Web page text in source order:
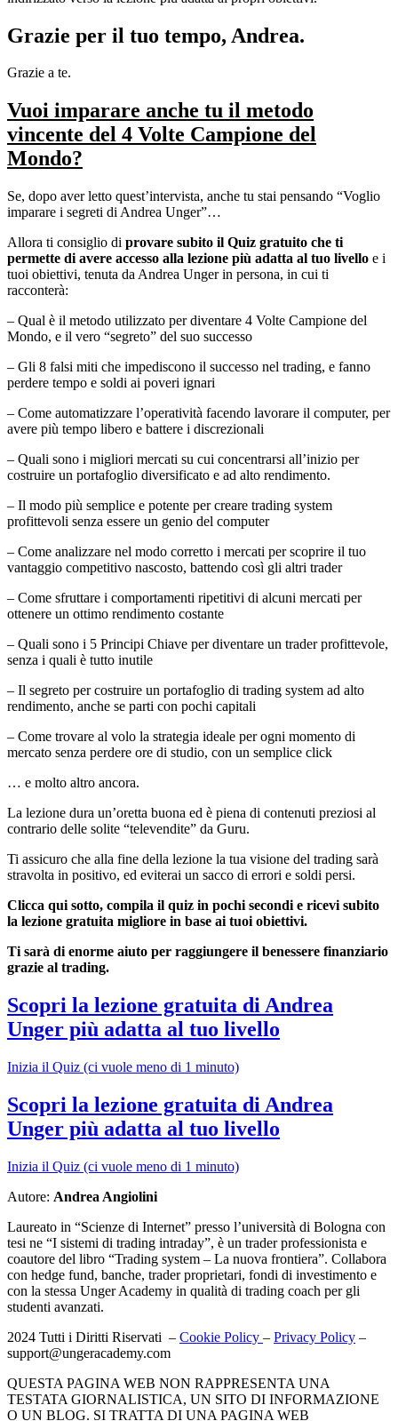
Grazie per il tuo tempo, Andrea.
Grazie a te.
Vuoi imparare anche tu il metodo
vincente del 4 Volte Campione del
Mondo?
Se, dopo aver letto quest’intervista, anche tu stai pensando “Voglio
imparare i segreti di Andrea Unger”…
Allora ti consiglio di provare subito il Quiz gratuito che ti
permette di avere accesso alla lezione più adatta al tuo livello e i
tuoi obiettivi, tenuta da Andrea Unger in persona, in cui ti
racconterà:
– Qual è il metodo utilizzato per diventare 4 Volte Campione del
Mondo, e il vero “segreto” del suo successo
– Gli 8 falsi miti che impediscono il successo nel trading, e fanno
perdere tempo e soldi ai poveri ignari
– Come automatizzare l’operatività facendo lavorare il computer, per
avere più tempo libero e battere i discrezionali
– Quali sono i migliori mercati su cui concentrarsi all’inizio per
costruire un portafoglio diversificato e ad alto rendimento.
– Il modo più semplice e potente per creare trading system
profittevoli senza essere un genio del computer
– Come analizzare nel modo corretto i mercati per scoprire il tuo
vantaggio competitivo nascosto, battendo così gli altri trader
– Come sfruttare i comportamenti ripetitivi di alcuni mercati per
ottenere un ottimo rendimento costante
– Quali sono i 5 Principi Chiave per diventare un trader profittevole,
senza i quali è tutto inutile
– Il segreto per costruire un portafoglio di trading system ad alto
rendimento, anche se parti con pochi capitali
– Come trovare al volo la strategia ideale per ogni momento di
mercato senza perdere ore di studio, con un semplice click
… e molto altro ancora.
La lezione dura un’oretta buona ed è piena di contenuti preziosi al
contrario delle solite “televendite” da Guru.
Ti assicuro che alla fine della lezione la tua visione del trading sarà
stravolta in positivo, ed eviterai un sacco di errori e soldi persi.
Clicca qui sotto, compila il quiz in pochi secondi e ricevi subito
la lezione gratuita migliore in base ai tuoi obiettivi.
Ti sarà di enorme aiuto per raggiungere il benessere finanziario
grazie al trading.
Scopri la lezione gratuita di Andrea
Unger più adatta al tuo livello
Inizia il Quiz (ci vuole meno di 1 minuto)
Scopri la lezione gratuita di Andrea
Unger più adatta al tuo livello
Inizia il Quiz (ci vuole meno di 1 minuto)
Autore: Andrea Angiolini
Laureato in “Scienze di Internet” presso l’università di Bologna con
tesi ne “I sistemi di trading intraday”, è un trader professionista e
coautore del libro “Trading system – La nuova frontiera”. Collabora
con hedge fund, banche, trader proprietari, fondi di investimento e
con la stessa Unger Academy in qualità di trading coach per gli
studenti avanzati.
2024 Tutti i Diritti Riservati – Cookie Policy – Privacy Policy –
support@ungeracademy.com
QUESTA PAGINA WEB NON RAPPRESENTA UNA
TESTATA GIORNALISTICA, UN SITO DI INFORMAZIONE
O UN BLOG. SI TRATTA DI UNA PAGINA WEB